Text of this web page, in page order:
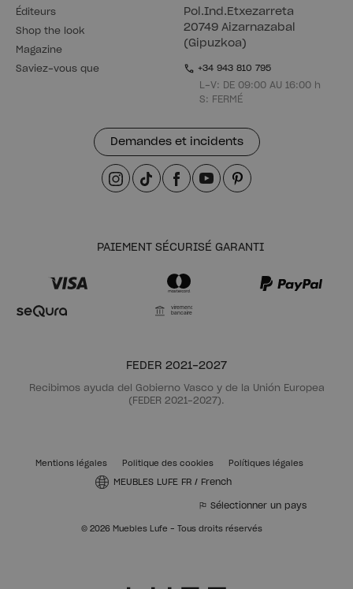
Éditeurs
Shop the look
Magazine
Saviez-vous que
Pol.Ind.Etxezarreta
20749 Aizarnazabal
(Gipuzkoa)
+34 943 810 795
L-V: DE 09:00 AU 16:00 h
S: FERMÉ
Demandes et incidents
PAIEMENT SÉCURISÉ GARANTI
Virement
bancaire
FEDER 2021-2027
Recibimos ayuda del Gobierno Vasco y de la Unión Europea
(FEDER 2021-2027).
© 2026 Muebles Lufe - Tous droits réservés
Mentions légales Politique des cookies Polítiques légales
MEUBLES LUFE FR / French
Sélectionner un pays